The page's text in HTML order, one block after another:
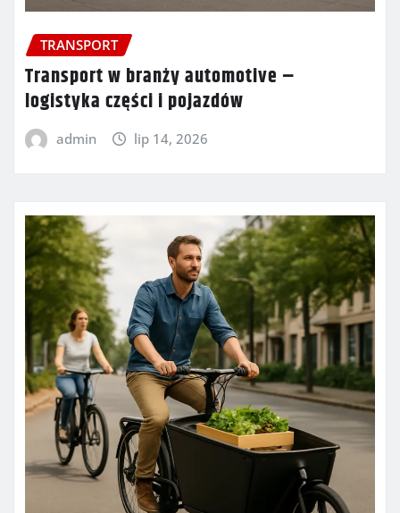
TRANSPORT
Transport w branży automotive –
logistyka części i pojazdów
admin lip 14, 2026